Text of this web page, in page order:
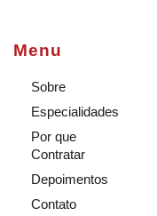
Menu
Sobre
Especialidades
Por que
Contratar
Depoimentos
Contato